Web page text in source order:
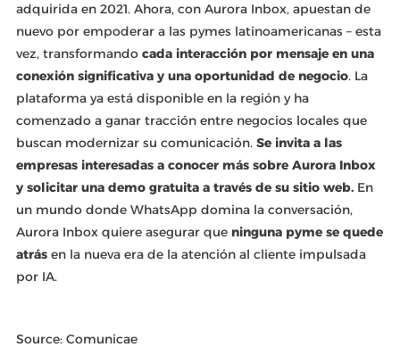
adquirida en 2021. Ahora, con Aurora Inbox, apuestan de
nuevo por empoderar a las pymes latinoamericanas – esta
vez, transformando cada interacción por mensaje en una
conexión significativa y una oportunidad de negocio. La
plataforma ya está disponible en la región y ha
comenzado a ganar tracción entre negocios locales que
buscan modernizar su comunicación. Se invita a las
empresas interesadas a conocer más sobre Aurora Inbox
y solicitar una demo gratuita a través de su sitio web.En
un mundo donde WhatsApp domina la conversación,
Aurora Inbox quiere asegurar que ninguna pyme se quede
atrás en la nueva era de la atención al cliente impulsada
por IA.
Source: Comunicae